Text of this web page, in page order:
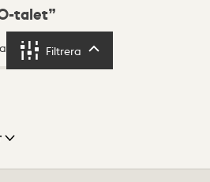
talet
Filtrera